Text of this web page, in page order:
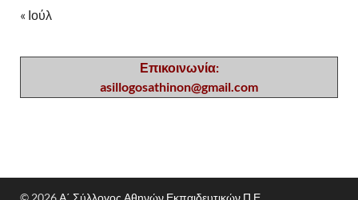
« Ιούλ
Επικοινωνία:
asillogosathinon@gmail.com
© 2026 Α΄ Σύλλογος Αθηνών Εκπαιδευτικών Π.Ε.